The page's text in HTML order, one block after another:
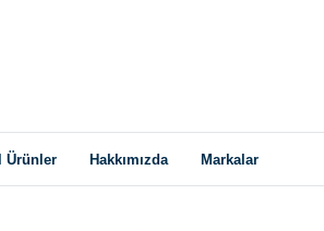
Ürünler Hakkımızda Markalar